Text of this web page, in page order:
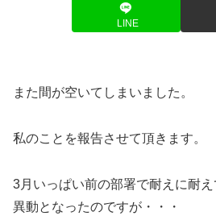
LINE
また間が空いてしまいました。
私のことを報告させて頂きます。
3月いっぱい前の部署で耐えに耐え
異動となったのですが・・・